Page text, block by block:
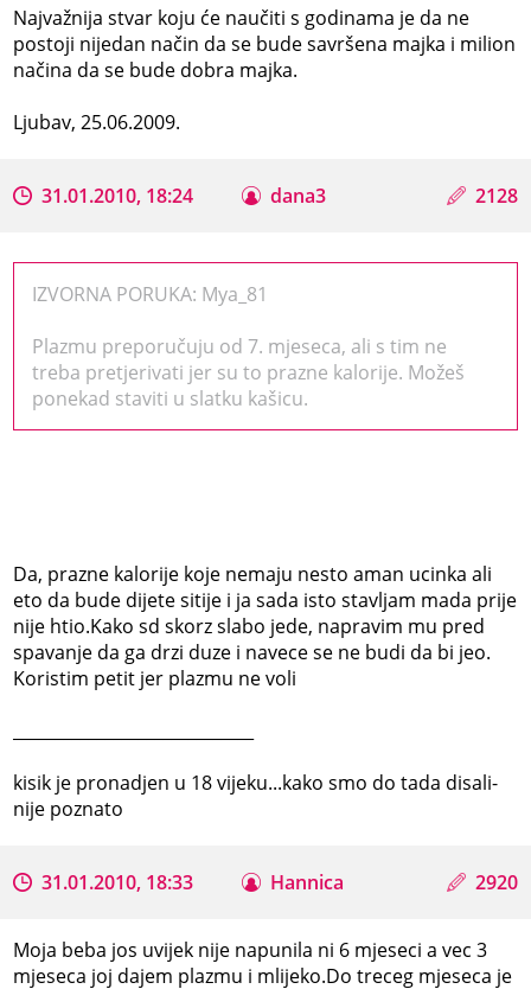
Najvažnija stvar koju će naučiti s godinama je da ne
postoji nijedan način da se bude savršena majka i milion
načina da se bude dobra majka.
Ljubav, 25.06.2009.
31.01.2010, 18:24 dana3 2128
IZVORNA PORUKA: Mya_81
Plazmu preporučuju od 7. mjeseca, ali s tim ne
treba pretjerivati jer su to prazne kalorije. Možeš
ponekad staviti u slatku kašicu.
Da, prazne kalorije koje nemaju nesto aman ucinka ali
eto da bude dijete sitije i ja sada isto stavljam mada prije
nije htio.Kako sd skorz slabo jede, napravim mu pred
spavanje da ga drzi duze i navece se ne budi da bi jeo.
Koristim petit jer plazmu ne voli
kisik je pronadjen u 18 vijeku...kako smo do tada disali-
nije poznato
31.01.2010, 18:33 Hannica 2920
Moja beba jos uvijek nije napunila ni 6 mjeseci a vec 3
mjeseca joj dajem plazmu i mlijeko.Do treceg mjeseca je